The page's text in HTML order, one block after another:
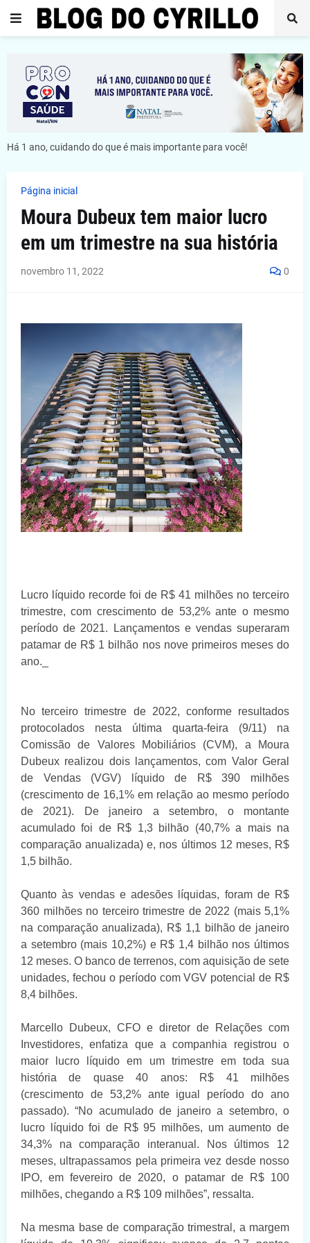
Há 1 ano, cuidando do que é mais importante para você!
Página inicial
Moura Dubeux tem maior lucro
em um trimestre na sua história
novembro 11, 2022 0
Lucro líquido recorde foi de R$ 41 milhões no terceiro
trimestre, com crescimento de 53,2% ante o mesmo
período de 2021. Lançamentos e vendas superaram
patamar de R$ 1 bilhão nos nove primeiros meses do
ano._
No terceiro trimestre de 2022, conforme resultados
protocolados nesta última quarta-feira (9/11) na
Comissão de Valores Mobiliários (CVM), a Moura
Dubeux realizou dois lançamentos, com Valor Geral
de Vendas (VGV) líquido de R$ 390 milhões
(crescimento de 16,1% em relação ao mesmo período
de 2021). De janeiro a setembro, o montante
acumulado foi de R$ 1,3 bilhão (40,7% a mais na
comparação anualizada) e, nos últimos 12 meses, R$
1,5 bilhão.
Quanto às vendas e adesões líquidas, foram de R$
360 milhões no terceiro trimestre de 2022 (mais 5,1%
na comparação anualizada), R$ 1,1 bilhão de janeiro
a setembro (mais 10,2%) e R$ 1,4 bilhão nos últimos
12 meses. O banco de terrenos, com aquisição de sete
unidades, fechou o período com VGV potencial de R$
8,4 bilhões.
Marcello Dubeux, CFO e diretor de Relações com
Investidores, enfatiza que a companhia registrou o
maior lucro líquido em um trimestre em toda sua
história de quase 40 anos: R$ 41 milhões
(crescimento de 53,2% ante igual período do ano
passado). “No acumulado de janeiro a setembro, o
lucro líquido foi de R$ 95 milhões, um aumento de
34,3% na comparação interanual. Nos últimos 12
meses, ultrapassamos pela primeira vez desde nosso
IPO, em fevereiro de 2020, o patamar de R$ 100
milhões, chegando a R$ 109 milhões”, ressalta.
Na mesma base de comparação trimestral, a margem